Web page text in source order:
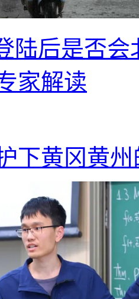
陆后是否
家解读
下黄冈黄